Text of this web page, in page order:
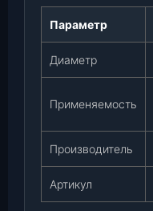
,
1
Параметр
Диаметр
Применяемость
Производитель
Артикул